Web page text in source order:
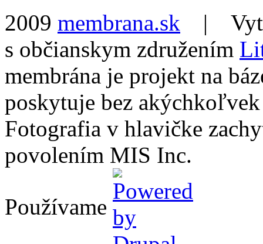
2009 membrana.sk |
s občianskym združením
membrána je projekt na
poskytuje bez
Fotografia v hlavičke
povolením MIS Inc.
Používame